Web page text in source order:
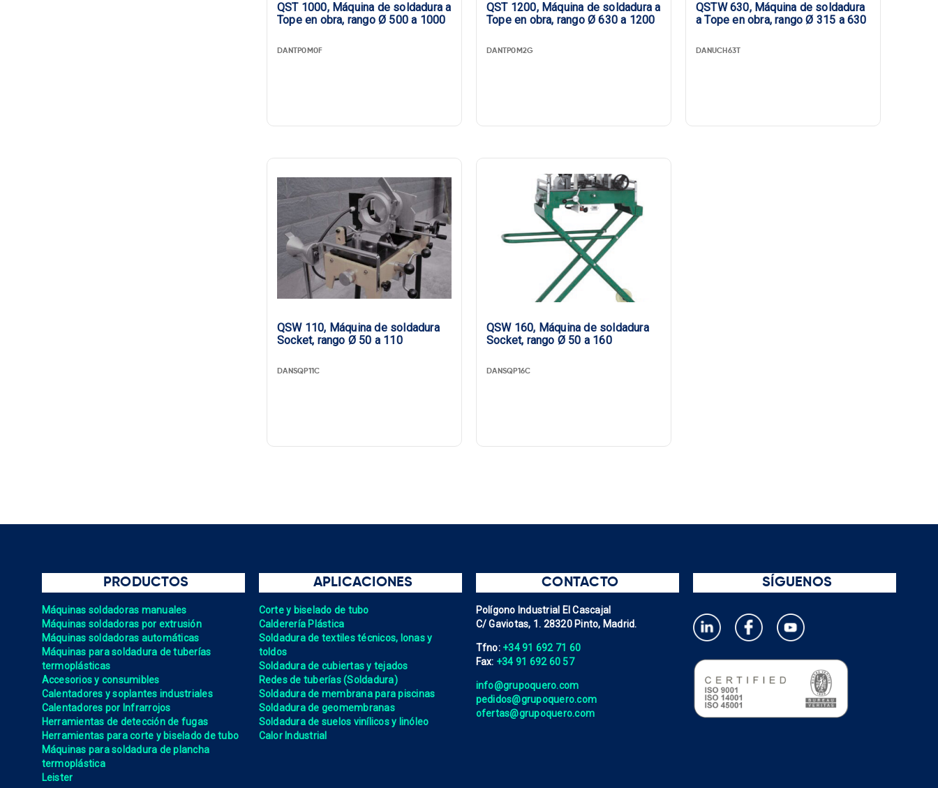
QST 1000, Máquina de soldadura a
Tope en obra, rango Ø 500 a 1000
DANTP0M0F
QST 1200, Máquina de soldadura a
Tope en obra, rango Ø 630 a 1200
DANTP0M2G
QSTW 630, Máquina de soldadura
a Tope en obra, rango Ø 315 a 630
DANUCH63T
QSW 110, Máquina de soldadura
Socket, rango Ø 50 a 110
DANSQP11C
QSW 160, Máquina de soldadura
Socket, rango Ø 50 a 160
DANSQP16C
PRODUCTOS
Máquinas soldadoras manuales
Máquinas soldadoras por extrusión
Máquinas soldadoras automáticas
Máquinas para soldadura de tuberías
termoplásticas
Accesorios y consumibles
Calentadores y soplantes industriales
Calentadores por Infrarrojos
Herramientas de detección de fugas
Herramientas para corte y biselado de tubo
Máquinas para soldadura de plancha
termoplástica
Leister
APLICACIONES
Corte y biselado de tubo
Calderería Plástica
Soldadura de textiles técnicos, lonas y
toldos
Soldadura de cubiertas y tejados
Redes de tuberías (Soldadura)
Soldadura de membrana para piscinas
Soldadura de geomembranas
Soldadura de suelos vinílicos y linóleo
Calor Industrial
CONTACTO
Polígono Industrial El Cascajal
C/ Gaviotas, 1. 28320 Pinto, Madrid.
Tfno: +34 91 692 71 60
Fax: +34 91 692 60 57
info@grupoquero.com
pedidos@grupoquero.com
ofertas@grupoquero.com
SÍGUENOS